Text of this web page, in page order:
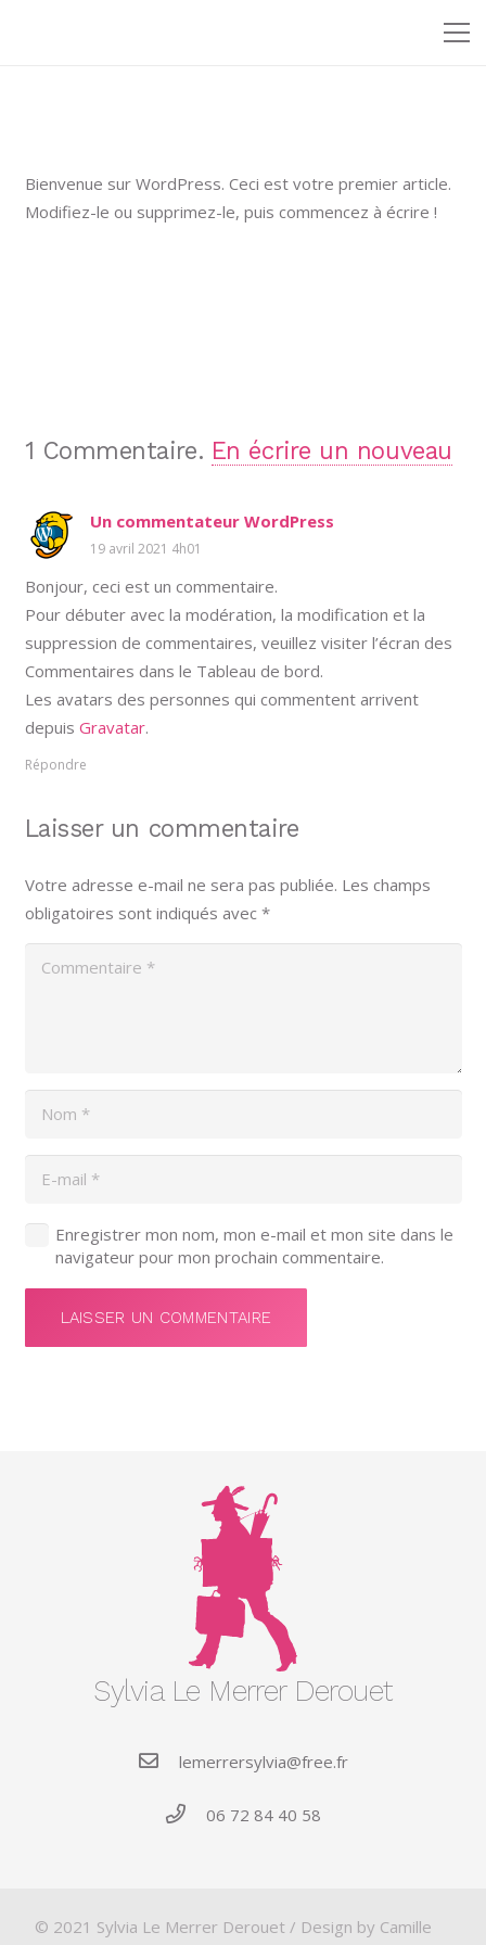
Bienvenue sur WordPress. Ceci est votre premier article.
Modifiez-le ou supprimez-le, puis commencez à écrire !
1 Commentaire. En écrire un nouveau
Un commentateur WordPress
19 avril 2021 4h01
Bonjour, ceci est un commentaire.
Pour débuter avec la modération, la modification et la
suppression de commentaires, veuillez visiter l’écran des
Commentaires dans le Tableau de bord.
Les avatars des personnes qui commentent arrivent
depuis Gravatar.
Répondre
Laisser un commentaire
Votre adresse e-mail ne sera pas publiée. Les champs
obligatoires sont indiqués avec *
Enregistrer mon nom, mon e-mail et mon site dans le
navigateur pour mon prochain commentaire.
LAISSER UN COMMENTAIRE
Sylvia Le Merrer Derouet
lemerrersylvia@free.fr
06 72 84 40 58
© 2021 Sylvia Le Merrer Derouet / Design by Camille